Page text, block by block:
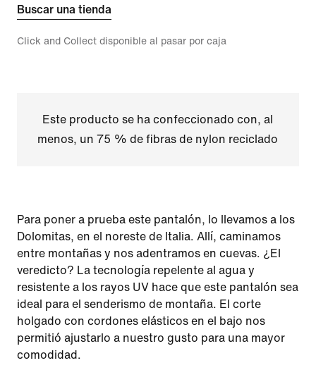
Buscar una tienda
Click and Collect disponible al pasar por caja
Este producto se ha confeccionado con, al
menos, un 75 % de fibras de nylon reciclado
Para poner a prueba este pantalón, lo llevamos a los
Dolomitas, en el noreste de Italia. Allí, caminamos
entre montañas y nos adentramos en cuevas. ¿El
veredicto? La tecnología repelente al agua y
resistente a los rayos UV hace que este pantalón sea
ideal para el senderismo de montaña. El corte
holgado con cordones elásticos en el bajo nos
permitió ajustarlo a nuestro gusto para una mayor
comodidad.